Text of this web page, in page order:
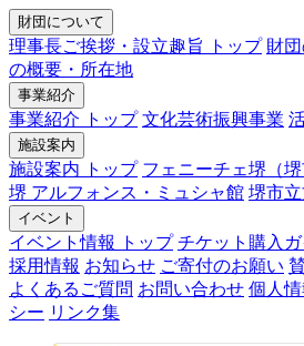
財団について
理事長ご挨拶・設立趣旨 トップ 財
の概要・所在地
事業紹介
事業紹介 トップ 文化芸術振興事業
施設案内
施設案内 トップ フェニーチェ堺（
堺 アルフォンス・ミュシャ館 堺市
イベント
イベント情報 トップ チケット購入ガ
採用情報 お知らせ ご寄付のお願い
よくあるご質問 お問い合わせ 個人
シー リンク集